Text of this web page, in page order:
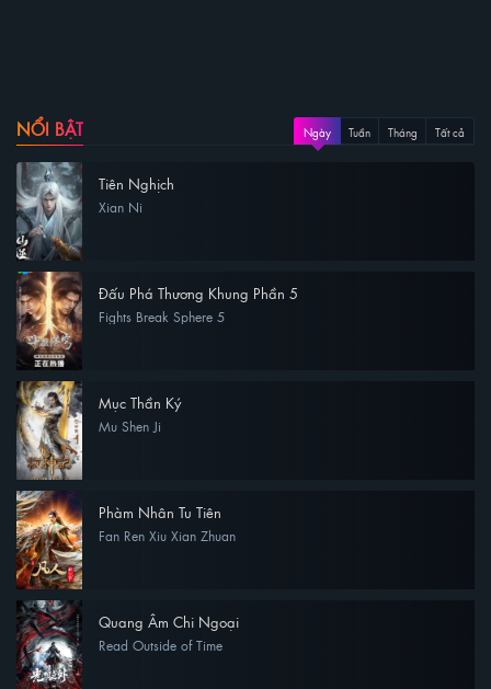
NỔI BẬT Ngày Tuần Tháng Tất cả
Tiên Nghịch
Xian Ni
Đấu Phá Thương Khung Phần 5
Fights Break Sphere 5
Mục Thần Ký
Mu Shen Ji
Phàm Nhân Tu Tiên
Fan Ren Xiu Xian Zhuan
Quang Âm Chi Ngoại
Read Outside of Time